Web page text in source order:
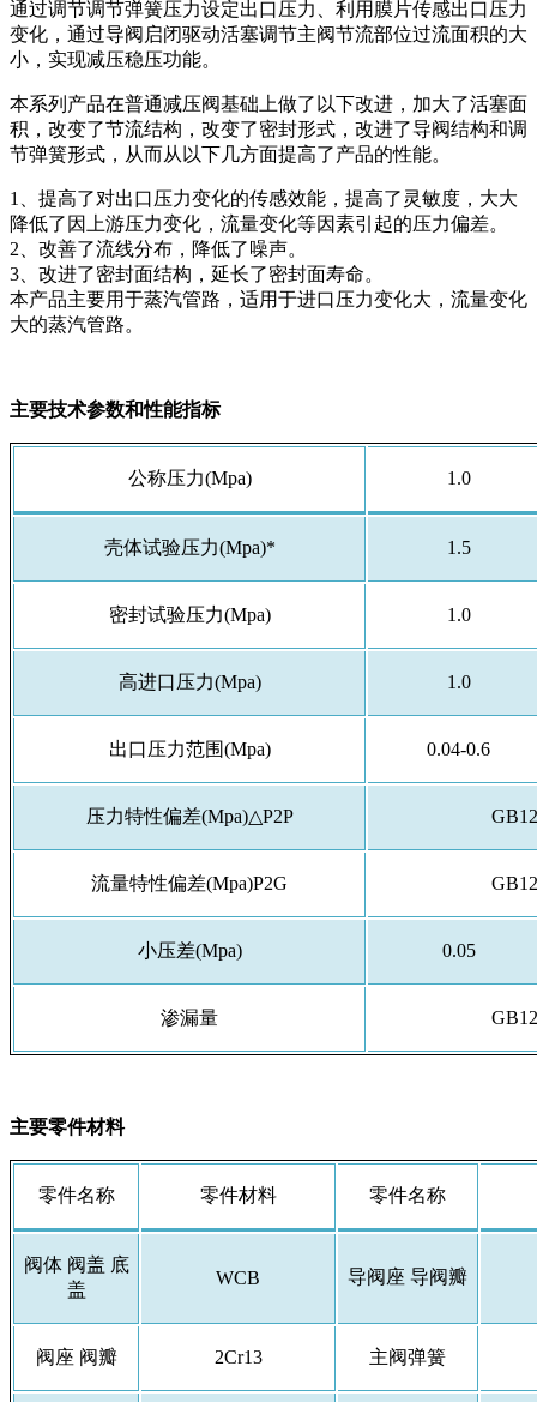
通过调节调节弹簧压力设定出口压力、利用膜片传感出口压力
变化，通过导阀启闭驱动活塞调节主阀节流部位过流面积的大
小，实现减压稳压功能。
本系列产品在普通减压阀基础上做了以下改进，加大了活塞面
积，改变了节流结构，改变了密封形式，改进了导阀结构和调
节弹簧形式，从而从以下几方面提高了产品的性能。
1、提高了对出口压力变化的传感效能，提高了灵敏度，大大
降低了因上游压力变化，流量变化等因素引起的压力偏差。
2、改善了流线分布，降低了噪声。
3、改进了密封面结构，延长了密封面寿命。
本产品主要用于蒸汽管路，适用于进口压力变化大，流量变化
大的蒸汽管路。
主要技术参数和性能指标
公称压力(Mpa) 1.0
壳体试验压力(Mpa)* 1.5
密封试验压力(Mpa) 1.0
高进口压力(Mpa) 1.0
出口压力范围(Mpa) 0.04-0.6
压力特性偏差(Mpa)△P2P
流量特性偏差(Mpa)P2G
小压差(Mpa) 0.05
渗漏量
主要零件材料
零件名称 零件材料 零件名称
阀体 阀盖 底
盖
WCB 导阀座 导阀瓣
阀座 阀瓣 2Cr13 主阀弹簧